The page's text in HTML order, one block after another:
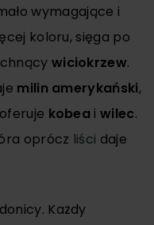
wymagające i
koloru, sięga po
wiciokrzew.
milin amerykański,
kobea iwilec.
oprócz liści daje
Każdy